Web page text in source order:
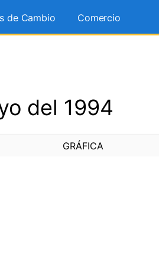
de Cambio Comercio
del 1994
GRÁFICA